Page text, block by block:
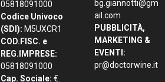
05818091000
Codice Univoco
(SDI): M5UXCR1
COD.FISC. e
REG.IMPRESE:
05818091000
Cap. Sociale: €.
bg.giannotti@gm
ail.com
PUBBLICITÀ,
MARKETING &
EVENTI:
pr@doctorwine.it